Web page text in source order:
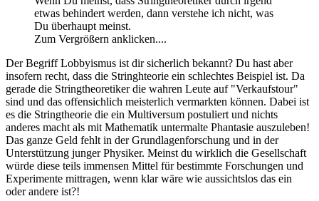
etwas behindert werden, dann verstehe ich nicht, was
Du überhaupt meinst.
Zum Vergrößern anklicken....
Der Begriff Lobbyismus ist dir sicherlich bekannt? Du hast aber
insofern recht, dass die Stringhteorie ein schlechtes Beispiel ist. Da
gerade die Stringtheoretiker die wahren Leute auf "Verkaufstour"
sind und das offensichlich meisterlich vermarkten können. Dabei ist
es die Stringtheorie die ein Multiversum postuliert und nichts
anderes macht als mit Mathematik untermalte Phantasie auszuleben!
Das ganze Geld fehlt in der Grundlagenforschung und in der
Unterstützung junger Physiker. Meinst du wirklich die Gesellschaft
würde diese teils immensen Mittel für bestimmte Forschungen und
Experimente mittragen, wenn klar wäre wie aussichtslos das ein
oder andere ist?!